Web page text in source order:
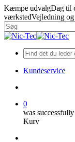
Skip
to
main
content
Kæmpe udvalgDag til
værkstedVejledning
Close
Kundeservice
0
was
Kurv
Menu